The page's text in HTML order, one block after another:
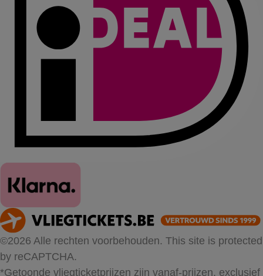
©2026 Alle rechten voorbehouden. This site is protected
by reCAPTCHA.
*Getoonde vliegticketprijzen zijn vanaf-prijzen, exclusief